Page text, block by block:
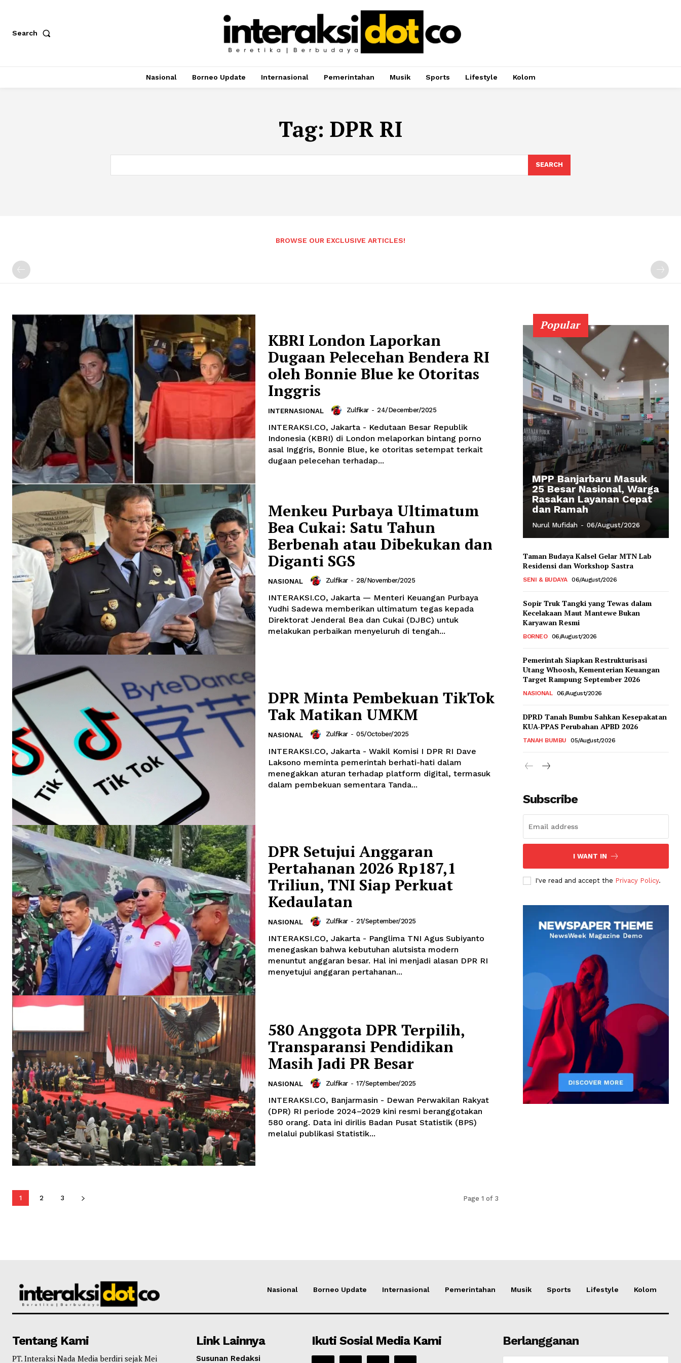
Search
Nasional Borneo Update Internasional Pemerintahan Musik Sports Lifestyle Kolom
Tag: DPR RI
SEARCH
BROWSE OUR EXCLUSIVE ARTICLES!
KBRI London Laporkan
Dugaan Pelecehan Bendera RI
oleh Bonnie Blue ke Otoritas
Inggris
INTERNASIONAL Zulfikar - 24/December/2025
INTERAKSI.CO, Jakarta - Kedutaan Besar Republik
Indonesia (KBRI) di London melaporkan bintang porno
asal Inggris, Bonnie Blue, ke otoritas setempat terkait
dugaan pelecehan terhadap...
Menkeu Purbaya Ultimatum
Bea Cukai: Satu Tahun
Berbenah atau Dibekukan dan
Diganti SGS
NASIONAL Zulfikar - 28/November/2025
INTERAKSI.CO, Jakarta — Menteri Keuangan Purbaya
Yudhi Sadewa memberikan ultimatum tegas kepada
Direktorat Jenderal Bea dan Cukai (DJBC) untuk
melakukan perbaikan menyeluruh di tengah...
DPR Minta Pembekuan TikTok
Tak Matikan UMKM
NASIONAL Zulfikar - 05/October/2025
INTERAKSI.CO, Jakarta - Wakil Komisi I DPR RI Dave
Laksono meminta pemerintah berhati-hati dalam
menegakkan aturan terhadap platform digital, termasuk
dalam pembekuan sementara Tanda...
DPR Setujui Anggaran
Pertahanan 2026 Rp187,1
Triliun, TNI Siap Perkuat
Kedaulatan
NASIONAL Zulfikar - 21/September/2025
INTERAKSI.CO, Jakarta - Panglima TNI Agus Subiyanto
menegaskan bahwa kebutuhan alutsista modern
menuntut anggaran besar. Hal ini menjadi alasan DPR RI
menyetujui anggaran pertahanan...
580 Anggota DPR Terpilih,
Transparansi Pendidikan
Masih Jadi PR Besar
NASIONAL Zulfikar - 17/September/2025
INTERAKSI.CO, Banjarmasin - Dewan Perwakilan Rakyat
(DPR) RI periode 2024–2029 kini resmi beranggotakan
580 orang. Data ini dirilis Badan Pusat Statistik (BPS)
melalui publikasi Statistik...
1 2 3 Page 1 of 3
Popular
MPP Banjarbaru Masuk
25 Besar Nasional, Warga
Rasakan Layanan Cepat
dan Ramah
Nurul Mufidah - 06/August/2026
Taman Budaya Kalsel Gelar MTN Lab
Residensi dan Workshop Sastra
SENI & BUDAYA 06/August/2026
Sopir Truk Tangki yang Tewas dalam
Kecelakaan Maut Mantewe Bukan
Karyawan Resmi
BORNEO 06/August/2026
Pemerintah Siapkan Restrukturisasi
Utang Whoosh, Kementerian Keuangan
Target Rampung September 2026
NASIONAL 06/August/2026
DPRD Tanah Bumbu Sahkan Kesepakatan
KUA-PPAS Perubahan APBD 2026
TANAH BUMBU 05/August/2026
Subscribe
I WANT IN
I've read and accept the Privacy Policy.
Nasional Borneo Update Internasional Pemerintahan Musik Sports Lifestyle Kolom
Tentang Kami
PT. Interaksi Nada Media berdiri sejak Mei
Link Lainnya
Susunan Redaksi
Ikuti Sosial Media Kami Berlangganan